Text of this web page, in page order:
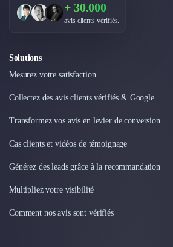
Développement à l'international
Accélérateurs et incubateurs
Réhabilitation et maintenance
Gestion Immobilière
Courtage en Energie
Clubs & Réseaux Professionnels
+ 30.000
avis clients vérifiés.
Solutions
Mesurez votre satisfaction
Collectez des avis clients vérifiés & Google
Transformez vos avis en levier de conversion
Cas clients et vidéos de témoignage
Générez des leads grâce à la recommandation
Multipliez votre visibilité
Comment nos avis sont vérifiés